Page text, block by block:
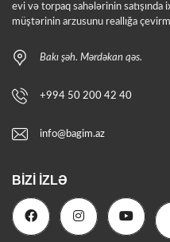
evi və torpaq sahələrinin satışında
müştərinin arzusunu reallığa
Bakı şəh. Mərdəkan qəs.
+994 50 200 42 40
info@bagim.az
BIZI İZLƏ